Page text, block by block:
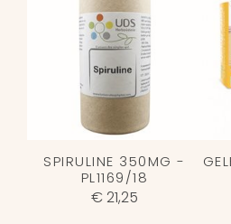
SPIRULINE 350MG -
PL1169/18
€ 21,25